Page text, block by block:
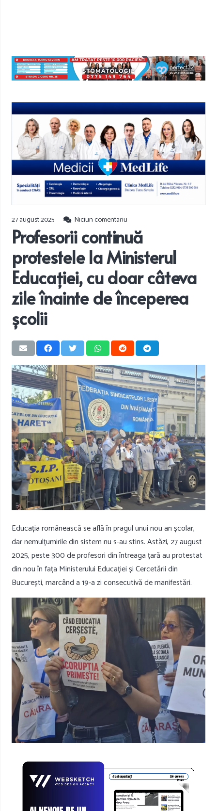
27 august 2025 Niciun comentariu
Profesorii continuă
protestele la Ministerul
Educației, cu doar câteva
zile înainte de începerea
școlii
Educația românească se află în pragul unui nou an școlar,
dar nemulțumirile din sistem nu s-au stins. Astăzi, 27 august
2025, peste 300 de profesori din întreaga țară au protestat
din nou în fața Ministerului Educației și Cercetării din
București, marcând a 19-a zi consecutivă de manifestări.